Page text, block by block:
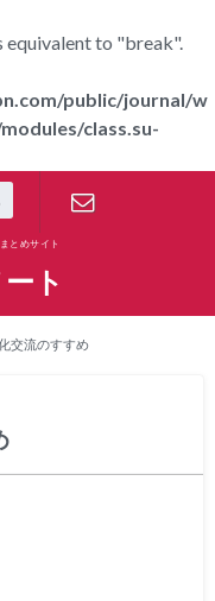
equivalent to "break".
public/journal/w
class.su-
とめサイト
ト
交流のすすめ